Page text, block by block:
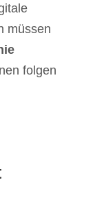
müssen
folgen